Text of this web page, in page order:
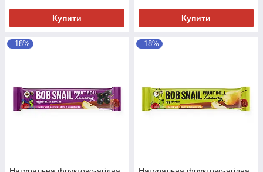
Купити Купити
–18% –18%